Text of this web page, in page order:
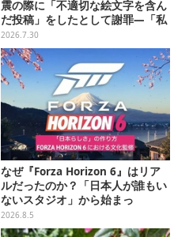
震の際に「不適切な絵文字を含ん
だ投稿」をしたとして謝罪―「私
の認識と確認が至らず…」
2026.7.30
なぜ『Forza Horizon 6』はリア
ルだったのか？「日本人が誰もい
ないスタジオ」から始まっ
た、“生活感のある日本"の作り方
【CEDEC2026】
2026.8.5